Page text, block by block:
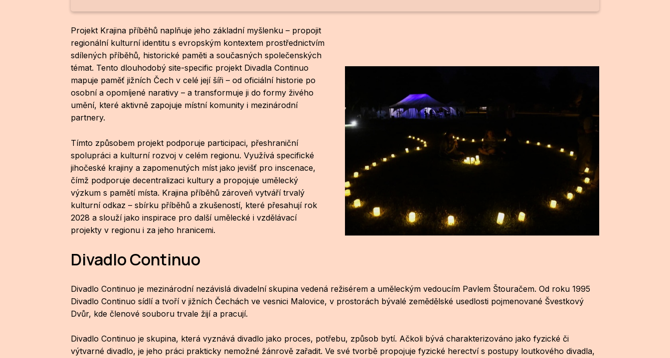
Projekt Krajina příběhů naplňuje jeho základní myšlenku – propojit
regionální kulturní identitu s evropským kontextem prostřednictvím
sdílených příběhů, historické paměti a současných společenských
témat. Tento dlouhodobý site-specific projekt Divadla Continuo
mapuje paměť jižních Čech v celé její šíři – od oficiální historie po
osobní a opomíjené narativy – a transformuje ji do formy živého
umění, které aktivně zapojuje místní komunity i mezinárodní
partnery.
Tímto způsobem projekt podporuje participaci, přeshraniční
spolupráci a kulturní rozvoj v celém regionu. Využívá specifické
jihočeské krajiny a zapomenutých míst jako jevišť pro inscenace,
čímž podporuje decentralizaci kultury a propojuje umělecký
výzkum s pamětí místa. Krajina příběhů zároveň vytváří trvalý
kulturní odkaz – sbírku příběhů a zkušeností, které přesahují rok
2028 a slouží jako inspirace pro další umělecké i vzdělávací
projekty v regionu i za jeho hranicemi.
Divadlo Continuo
Divadlo Continuo je mezinárodní nezávislá divadelní skupina vedená režisérem a uměleckým vedoucím Pavlem Štouračem. Od roku 1995
Divadlo Continuo sídlí a tvoří v jižních Čechách ve vesnici Malovice, v prostorách bývalé zemědělské usedlosti pojmenované Švestkový
Dvůr, kde členové souboru trvale žijí a pracují.
Divadlo Continuo je skupina, která vyznává divadlo jako proces, potřebu, způsob bytí. Ačkoli bývá charakterizováno jako fyzické či
výtvarné divadlo, je jeho práci prakticky nemožné žánrově zařadit. Ve své tvorbě propojuje fyzické herectví s postupy loutkového divadla,